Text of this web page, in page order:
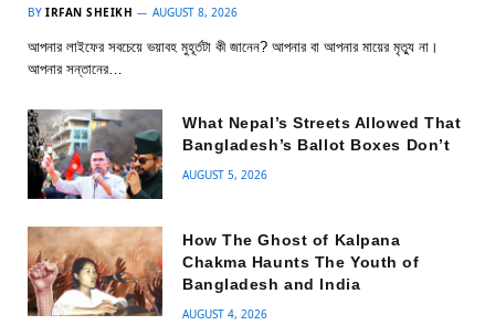
BY IRFAN SHEIKH AUGUST 8, 2026
আপনার লাইফের সবচেয়ে ভয়াবহ মুহূর্তটা কী জানেন? আপনার বা আপনার মায়ের মৃত্যু না।
আপনার সন্তানের…
What Nepal’s Streets Allowed That
Bangladesh’s Ballot Boxes Don’t
AUGUST 5, 2026
How The Ghost of Kalpana
Chakma Haunts The Youth of
Bangladesh and India
AUGUST 4, 2026